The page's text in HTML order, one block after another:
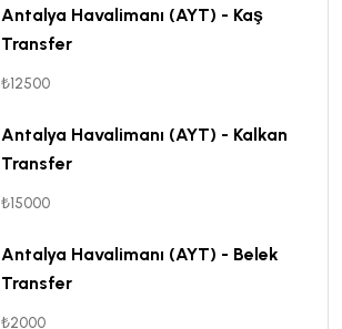
Antalya Havalimanı (AYT) - Kaş
Transfer
₺12500
Antalya Havalimanı (AYT) - Kalkan
Transfer
₺15000
Antalya Havalimanı (AYT) - Belek
Transfer
₺2000